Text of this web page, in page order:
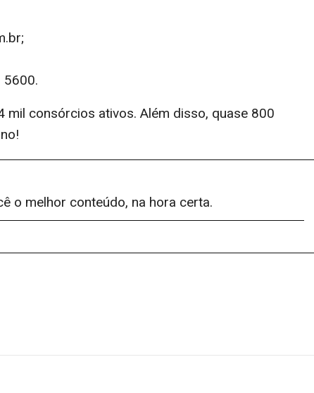
5600.
mil consórcios ativos. Além disso, quase 800
o melhor conteúdo, na hora certa.